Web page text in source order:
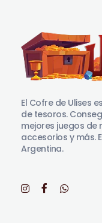
El Cofre de Ulises
de tesoros.
mejores juegos de
accesorios y más.
Argentina.